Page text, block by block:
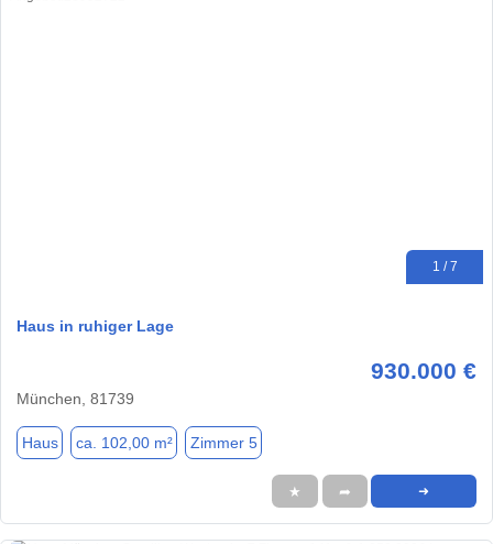
1 / 7
Haus in ruhiger Lage
930.000 €
München, 81739
Haus ca. 102,00 m² Zimmer 5
★ ➦ ➜